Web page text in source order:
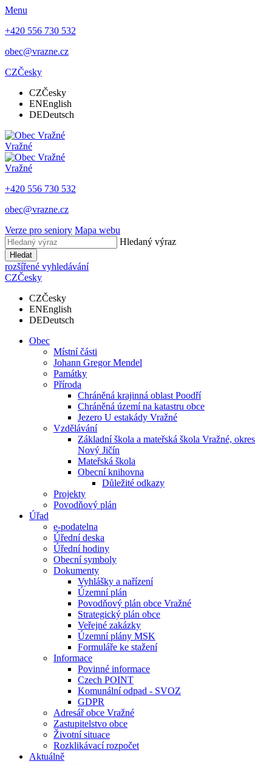
Menu
+420 556 730 532
obec@vrazne.cz
CZČesky
CZČesky
ENEnglish
DEDeutsch
Vražné
Vražné
+420 556 730 532
obec@vrazne.cz
Verze pro seniory Mapa webu
Hledaný výraz
Hledat
rozšířené vyhledávání
CZČesky
CZČesky
ENEnglish
DEDeutsch
Obec
Místní části
Johann Gregor Mendel
Památky
Příroda
Chráněná krajinná oblast Poodří
Chráněná území na katastru obce
Jezero U estakády Vražné
Vzdělávání
Základní škola a mateřská škola Vražné, okres
Nový Jičín
Mateřská škola
Obecní knihovna
Důležité odkazy
Projekty
Povodňový plán
Úřad
e-podatelna
Úřední deska
Úřední hodiny
Obecní symboly
Dokumenty
Vyhlášky a nařízení
Územní plán
Povodňový plán obce Vražné
Strategický plán obce
Veřejné zakázky
Územní plány MSK
Formuláře ke stažení
Informace
Povinné informace
Czech POINT
Komunální odpad - SVOZ
GDPR
Adresář obce Vražné
Zastupitelstvo obce
Životní situace
Rozklikávací rozpočet
Aktuálně